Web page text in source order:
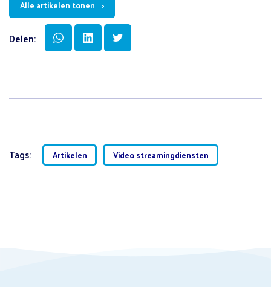
Alle artikelen tonen
Delen:
Tags: Artikelen Video streamingdiensten